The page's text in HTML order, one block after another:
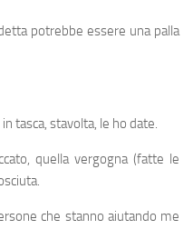
potrebbe essere una palla
tasca, stavolta, le ho date.
quella vergogna (fatte le
che stanno aiutando me